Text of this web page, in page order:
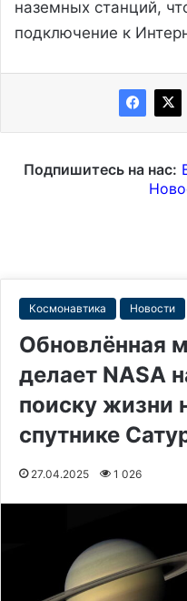
наземных станций,
подключение к
Подпишитесь на нас: